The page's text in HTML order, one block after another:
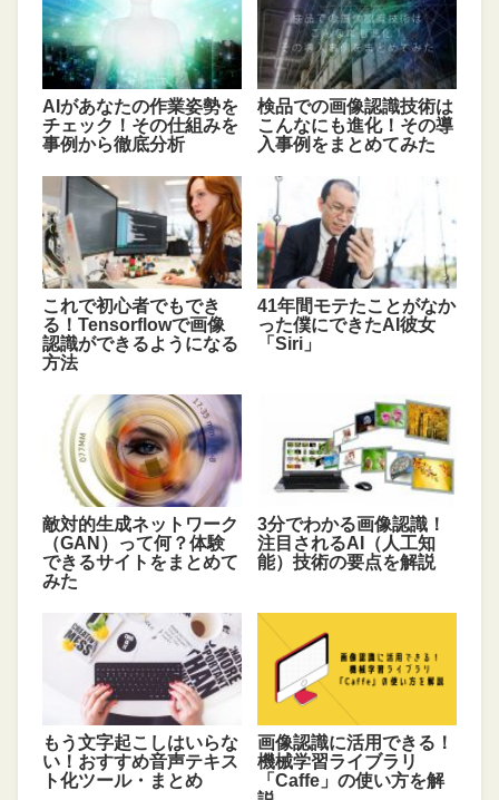
AIがあなたの作業姿勢を
チェック！その仕組みを
事例から徹底分析
検品での画像認識技術は
こんなにも進化！その導
入事例をまとめてみた
これで初心者でもでき
る！Tensorflowで画像
認識ができるようになる
方法
41年間モテたことがなか
った僕にできたAI彼女
「Siri」
敵対的生成ネットワーク
（GAN）って何？体験
できるサイトをまとめて
みた
3分でわかる画像認識！
注目されるAI（人工知
能）技術の要点を解説
もう文字起こしはいらな
い！おすすめ音声テキス
ト化ツール・まとめ
画像認識に活用できる！
機械学習ライブラリ
「Caffe」の使い方を解